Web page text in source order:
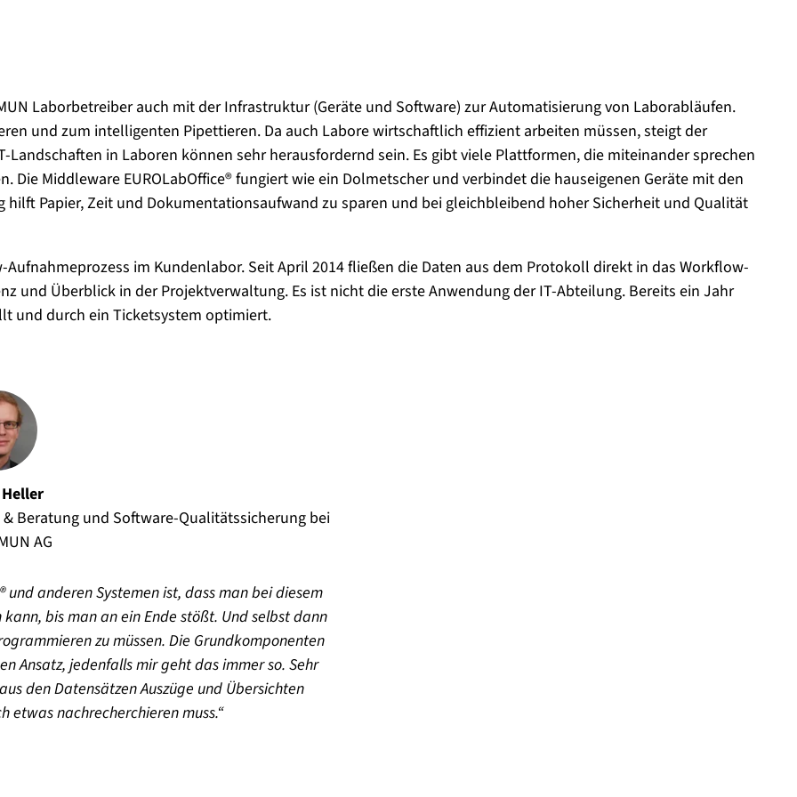
Laborbetreiber auch mit der Infrastruktur (Geräte und Software) zur Automatisierung von Laborabläufen.
und zum intelligenten Pipettieren. Da auch Labore wirtschaftlich effizient arbeiten müssen, steigt der
in Laboren können sehr herausfordernd sein. Es gibt viele Plattformen, die miteinander sprechen
Middleware EUROLabOffice® fungiert wie ein Dolmetscher und verbindet die hauseigenen Geräte mit den
Papier, Zeit und Dokumentationsaufwand zu sparen und bei gleichbleibend hoher Sicherheit und Qualität
im Kundenlabor. Seit April 2014 fließen die Daten aus dem Protokoll direkt in das Workflow-
und Überblick in der Projektverwaltung. Es ist nicht die erste Anwendung der IT-Abteilung. Bereits ein Jahr
und durch ein Ticketsystem optimiert.
anderen Systemen ist, dass man bei diesem
bis man an ein Ende stößt. Und selbst dann
zu müssen. Die Grundkomponenten
Ansatz, jedenfalls mir geht das immer so. Sehr
den Datensätzen Auszüge und Übersichten
etwas nachrecherchieren muss.
Beratung und Software-Qualitätssicherung bei
AG